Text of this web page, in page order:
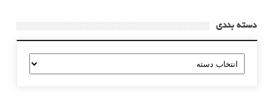
دسته بندی
دسته
بندی